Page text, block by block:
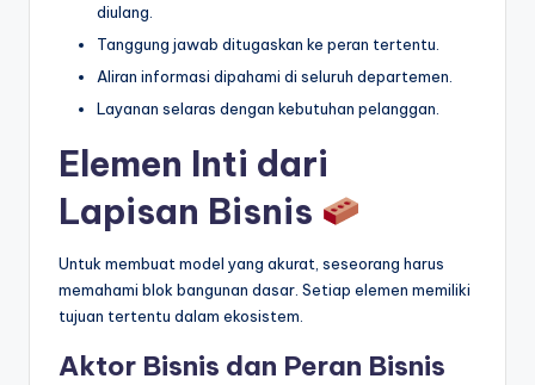
U
d
diulang.
Tanggung jawab ditugaskan ke peran tertentu.
Aliran informasi dipahami di seluruh departemen.
Layanan selaras dengan kebutuhan pelanggan.
Elemen Inti dari
Lapisan Bisnis
Untuk membuat model yang akurat, seseorang harus
memahami blok bangunan dasar. Setiap elemen memiliki
tujuan tertentu dalam ekosistem.
Aktor Bisnis dan Peran Bisnis